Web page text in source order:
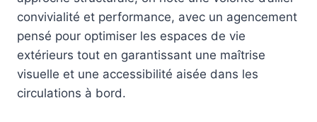
convivialité et performance, avec un agencement
pensé pour optimiser les espaces de vie
extérieurs tout en garantissant une maîtrise
visuelle et une accessibilité aisée dans les
circulations à bord.